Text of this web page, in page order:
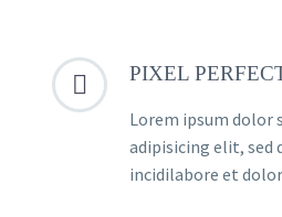

 PIXEL
Lorem ipsum dolor
adipisicing elit, sed
incidilabore et